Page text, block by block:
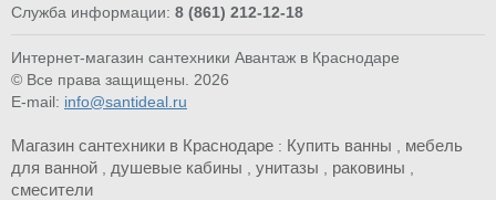
Служба информации: 8 (861) 212-12-18
Интернет-магазин сантехники Авантаж в Краснодаре
© Все права защищены. 2026
E-mail: info@santideal.ru
Магазин сантехники в Краснодаре : Купить ванны , мебель
для ванной , душевые кабины , унитазы , раковины ,
смесители